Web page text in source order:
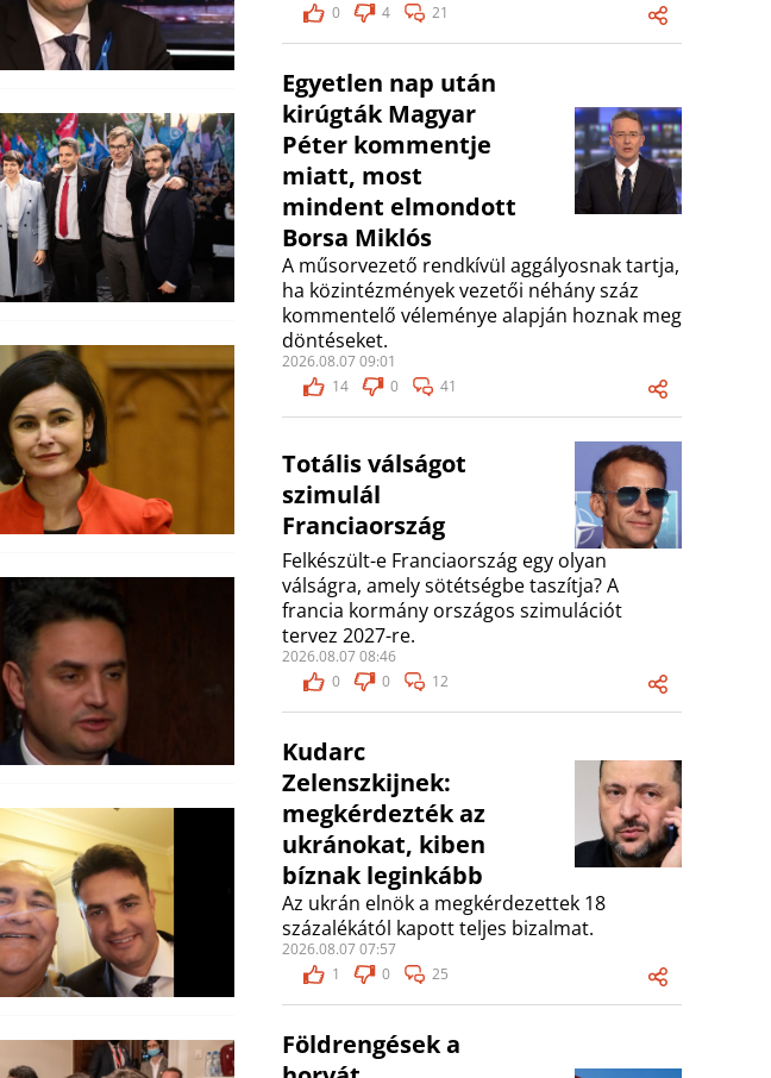
0
4 21
Egyetlen nap után
kirúgták Magyar
Péter kommentje
miatt, most
mindent elmondott
Borsa Miklós
A műsorvezető rendkívül aggályosnak tartja,
ha közintézmények vezetői néhány száz
kommentelő véleménye alapján hoznak meg
döntéseket.
2026.08.07 09:01
14
0 41
Totális válságot
szimulál
Franciaország
Felkészült-e Franciaország egy olyan
válságra, amely sötétségbe taszítja? A
francia kormány országos szimulációt
tervez 2027-re.
2026.08.07 08:46
0
0 12
Kudarc
Zelenszkijnek:
megkérdezték az
ukránokat, kiben
bíznak leginkább
Az ukrán elnök a megkérdezettek 18
százalékától kapott teljes bizalmat.
2026.08.07 07:57
1
0 25
Földrengések a